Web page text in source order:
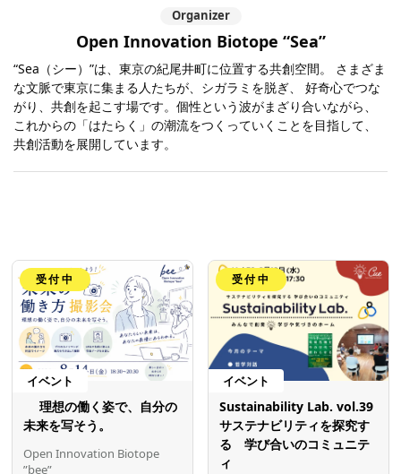
Organizer
Open Innovation Biotope “Sea”
“Sea（シー）”は、東京の紀尾井町に位置する共創空間。 さまざま
な文脈で東京に集まる人たちが、シガラミを脱ぎ、 好奇心でつな
がり、共創を起こす場です。​個性という波がまざり合いながら、
これからの​「はたらく」の潮流をつくっていくことを目指して、
共創活動を展開しています。
受付中
イベント
理想の働く姿で、自分の
未来を写そう。
Open Innovation Biotope
”bee”
受付中
イベント
Sustainability Lab. vol.39
サステナビリティを探究す
る 学び合いのコミュニテ
ィ